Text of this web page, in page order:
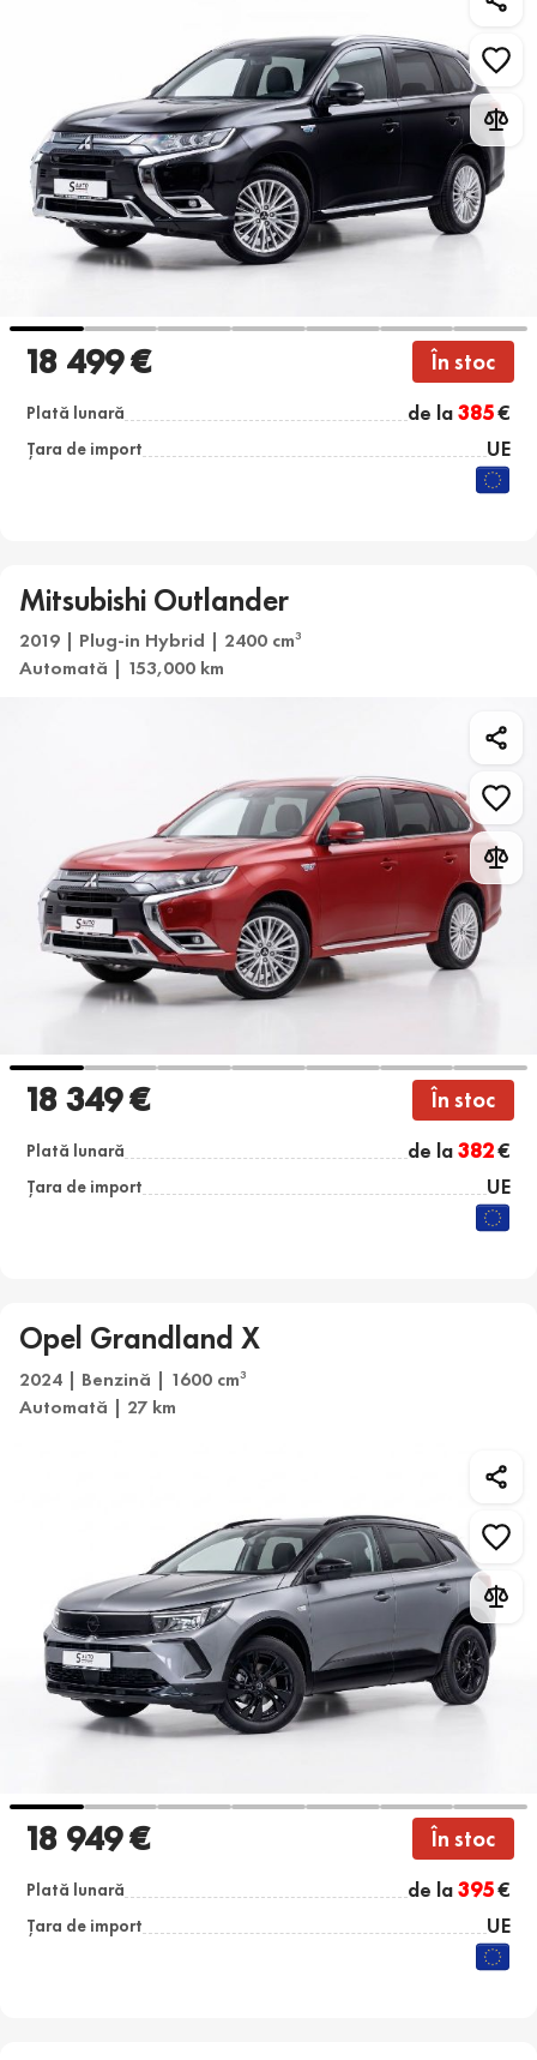
18 499 € În stoc
Plată lunară de la385€
Țara de import UE
Mitsubishi Outlander
2019 | Plug-in Hybrid | 2400 cm3
Automată | 153,000 km
18 349 € În stoc
Plată lunară de la382€
Țara de import UE
Opel Grandland X
2024 | Benzină | 1600 cm3
Automată | 27 km
18 949 € În stoc
Plată lunară de la395€
Țara de import UE